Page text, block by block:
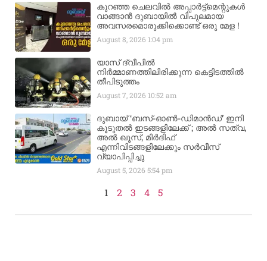
കുറഞ്ഞ ചെലവിൽ അപ്പാർട്ട്മെന്റുകൾ
വാങ്ങാൻ ദുബായിൽ വിപുലമായ
അവസരമൊരുക്കിക്കൊണ്ട് ഒരു മേള !
August 8, 2026 1:04 pm
യാസ് ദ്വീപിൽ
നിർമ്മാണത്തിലിരിക്കുന്ന കെട്ടിടത്തിൽ
തീപിടുത്തം
August 7, 2026 10:52 am
ദുബായ് ‘ബസ്-ഓൺ-ഡിമാൻഡ്’ ഇനി
കൂടുതൽ ഇടങ്ങളിലേക്ക് ; അൽ സത്വ,
അൽ ഖൂസ്, മിർദിഫ്
എന്നിവിടങ്ങളിലേക്കും സർവീസ്
വ്യാപിപ്പിച്ചു
August 5, 20265:54 pm
1 2 3 4 5